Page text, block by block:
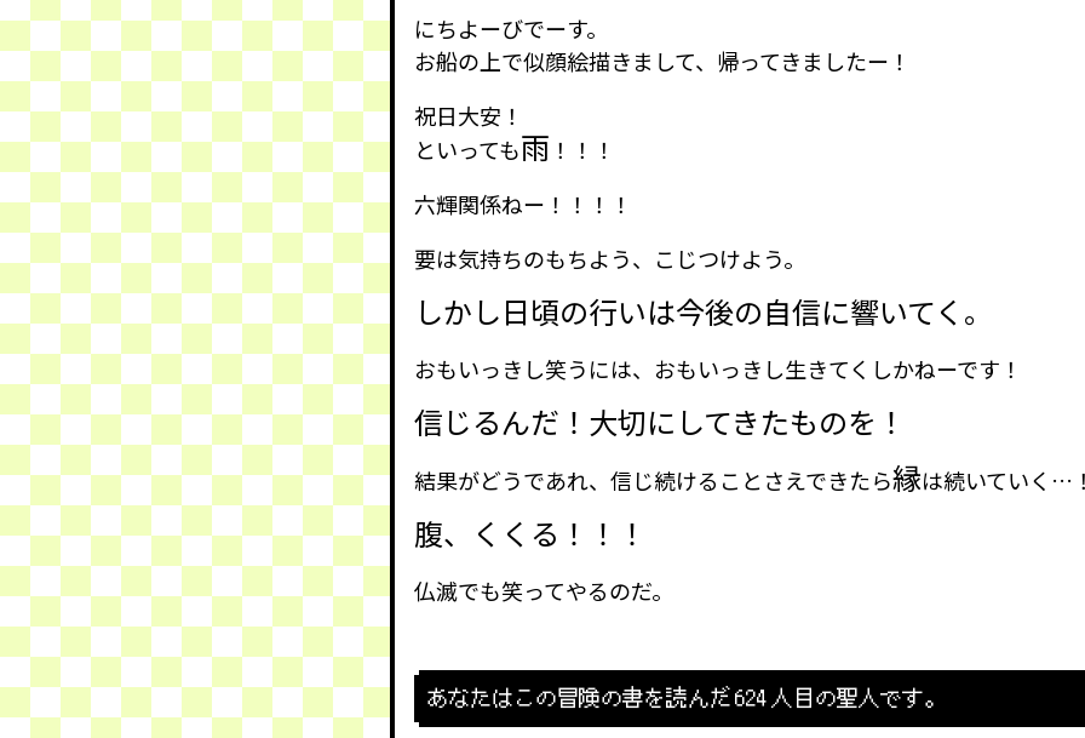
にちよーびでーす。
お船の上で似顔絵描きまして、帰ってきましたー！
祝日大安！
といっても雨 ！！！
六輝関係ねー！！！！
要は気持ちのもちよう、こじつけよう。
しかし日頃の行いは今後の自信に響いてく。
おもいっきし笑うには、おもいっきし生きてくしかねーです！
信じるんだ！大切にしてきたものを！
結果がどうであれ、信じ続けることさえできたら縁は続いていく…
腹、くくる！！！
仏滅でも笑ってやるのだ。
あなたはこの冒険の書を読んだ 624 人目の聖人です。